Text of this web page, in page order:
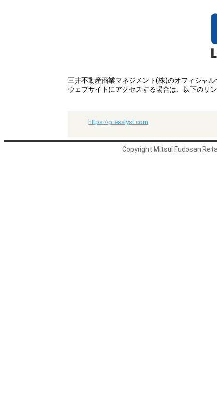
三井不動産商業マネジメント(株)のオフィシャ
ウェブサイトにアクセスする場合は、以下のリ
https://presslyst.com
Copyright Mitsui Fudosan